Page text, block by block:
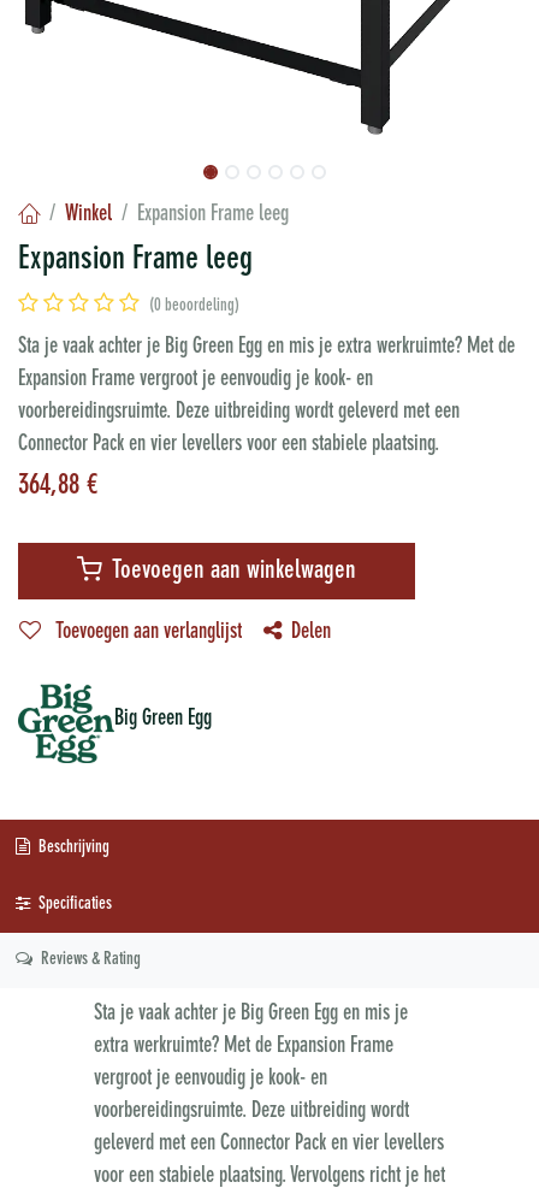
Winkel Expansion Frame leeg
Expansion Frame leeg
(0 beoordeling)
Sta je vaak achter je Big Green Egg en mis je extra werkruimte? Met de
Expansion Frame vergroot je eenvoudig je kook- en
voorbereidingsruimte. Deze uitbreiding wordt geleverd met een
Connector Pack en vier levellers voor een stabiele plaatsing.
364,88 €
Toevoegen aan winkelwagen
Toevoegen aan verlanglijst Delen
Big Green Egg
Beschrijving
Specificaties
Reviews & Rating
Sta je vaak achter je Big Green Egg en mis je
extra werkruimte? Met de Expansion Frame
vergroot je eenvoudig je kook- en
voorbereidingsruimte. Deze uitbreiding wordt
geleverd met een Connector Pack en vier levellers
voor een stabiele plaatsing. Vervolgens richt je het